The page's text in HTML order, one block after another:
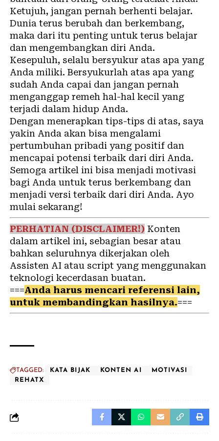
Ketujuh, jangan pernah berhenti belajar.
Dunia terus berubah dan berkembang,
maka dari itu penting untuk terus belajar
dan mengembangkan diri Anda.
Kesepuluh, selalu bersyukur atas apa yang
Anda miliki. Bersyukurlah atas apa yang
sudah Anda capai dan jangan pernah
menganggap remeh hal-hal kecil yang
terjadi dalam hidup Anda.
Dengan menerapkan tips-tips di atas, saya
yakin Anda akan bisa mengalami
pertumbuhan pribadi yang positif dan
mencapai potensi terbaik dari diri Anda.
Semoga artikel ini bisa menjadi motivasi
bagi Anda untuk terus berkembang dan
menjadi versi terbaik dari diri Anda. Ayo
mulai sekarang!
PERHATIAN (DISCLAIMER!) Konten
dalam artikel ini, sebagian besar atau
bahkan seluruhnya dikerjakan oleh
Assisten AI atau script yang menggunakan
teknologi kecerdasan buatan.
===Anda harus mencari referensi lain,
untuk membandingkan hasilnya.===
TAGGED: KATA BIJAK KONTEN AI
MOTIVASI
REHATX